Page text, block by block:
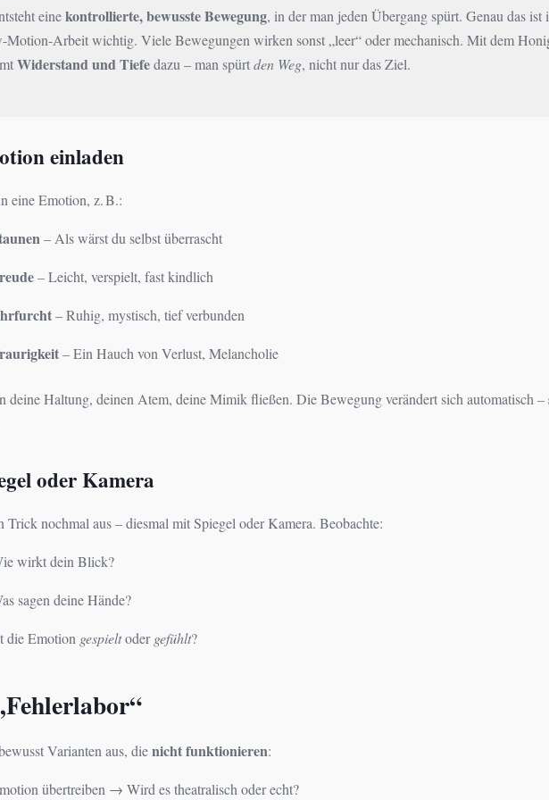
einekontrollierte, bewusste Bewegung, in der man jeden Übergang spürt. Genau das ist
Motion-Arbeit wichtig. Viele Bewegungen wirken sonst „leer“ oder mechanisch. Mit dem
Widerstand und Tiefedazu – man spürtden Weg, nicht nur das Ziel.
einladen
eine Emotion, z. B.:
– Als wärst du selbst überrascht
– Leicht, verspielt, fast kindlich
– Ruhig, mystisch, tief verbunden
– Ein Hauch von Verlust, Melancholie
deine Haltung, deinen Atem, deine Mimik fließen. Die Bewegung verändert sich automatisch –
oder Kamera
Trick nochmal aus – diesmal mit Spiegel oder Kamera. Beobachte:
wirkt dein Blick?
sagen deine Hände?
die Emotion gespieltodergefühlt?
Varianten aus, dienicht funktionieren:
übertreiben → Wird es theatralisch oder echt?